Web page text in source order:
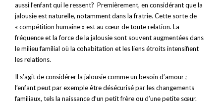
aussi l’enfant qui le ressent? Premièrement, en considérant que la
jalousie est naturelle, notamment dans la fratrie. Cette sorte de
« compétition humaine » est au cœur de toute relation. La
fréquence et la force de la jalousie sont souvent augmentées dans
le milieu familial où la cohabitation et les liens étroits intensifient
les relations.
Il s’agit de considérer la jalousie comme un besoin d’amour ;
l’enfant peut par exemple être désécurisé par les changements
familiaux, tels la naissance d’un petit frère ou d’une petite sœur.